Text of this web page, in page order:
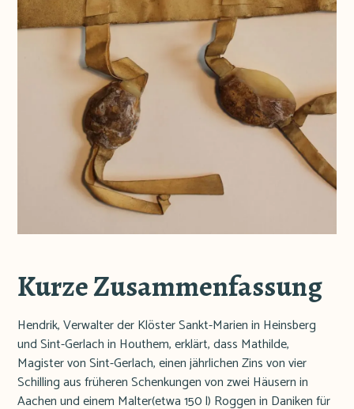
Kurze Zusammenfassung
Hendrik, Verwalter der Klöster Sankt-Marien in Heinsberg
und Sint-Gerlach in Houthem, erklärt, dass Mathilde,
Magister von Sint-Gerlach, einen jährlichen Zins von vier
Schilling aus früheren Schenkungen von zwei Häusern in
Aachen und einem Malter(etwa 150 l) Roggen in Daniken für